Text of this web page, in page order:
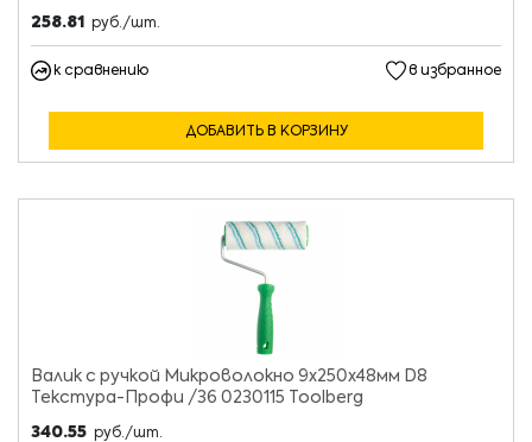
258.81 руб./шт.
к сравнению в избранное
ДОБАВИТЬ В КОРЗИНУ
Валик с ручкой Микроволокно 9х250х48мм D8
Текстура-Профи /36 0230115 Toolberg
340.55 руб./шт.